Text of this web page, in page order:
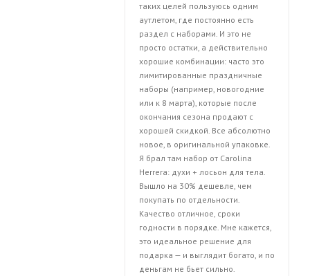
таких целей пользуюсь одним
аутлетом, где постоянно есть
раздел с наборами. И это не
просто остатки, а действительно
хорошие комбинации: часто это
лимитированные праздничные
наборы (например, новогодние
или к 8 марта), которые после
окончания сезона продают с
хорошей скидкой. Все абсолютно
новое, в оригинальной упаковке.
Я брал там набор от Carolina
Herrera: духи + лосьон для тела.
Вышло на 30% дешевле, чем
покупать по отдельности.
Качество отличное, сроки
годности в порядке. Мне кажется,
это идеальное решение для
подарка — и выглядит богато, и по
деньгам не бьет сильно.